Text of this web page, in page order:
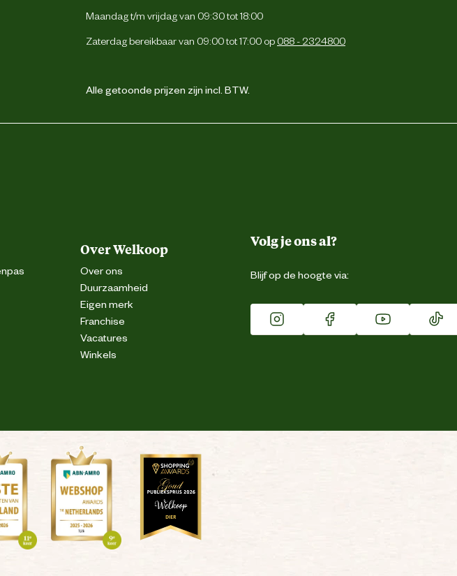
Maandag t/m vrijdag van 09:30 tot 18:00
Zaterdag bereikbaar van 09:00 tot 17:00 op 088 - 2324800
Alle getoonde prijzen zijn incl. BTW.
Over Welkoop
Over ons
Duurzaamheid
Eigen merk
Franchise
Vacatures
Winkels
Volg je ons al?
Blijf op de hoogte via: